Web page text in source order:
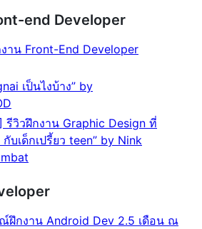
end Developer
าน Front-End Developer
เป็นไงบ้าง” by
รีวิวฝึกงาน Graphic Design ที่
บเด็กเปรี้ยว teen” by Nink
ณ์ฝึกงาน Android Dev 2.5 เดือน ณ